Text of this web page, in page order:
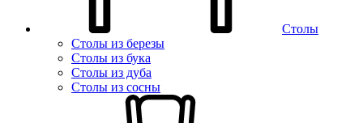
Столы
Столы из березы
Столы из бука
Столы из дуба
Столы из сосны